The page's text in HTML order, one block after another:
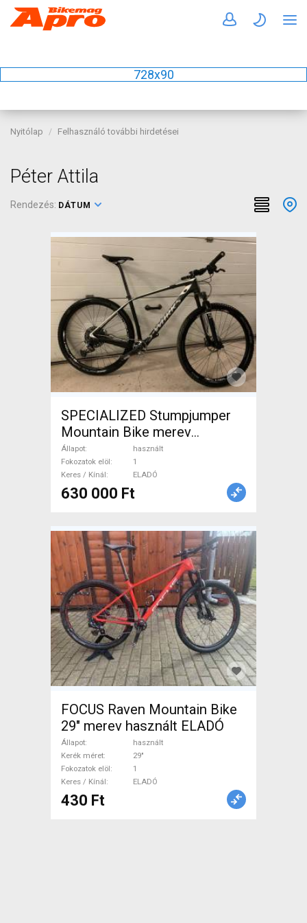
728x90
Nyitólap Felhasználó további hirdetései
Péter Attila
Rendezés: DÁTUM
SPECIALIZED Stumpjumper
Mountain Bike merev
használt ELADÓ
Állapot
használt
Fokozatok elöl
1
Keres / Kínál
ELADÓ
630 000 Ft
FOCUS Raven Mountain Bike
29" merev használt ELADÓ
Állapot
használt
Kerék méret
29"
Fokozatok elöl
1
Keres / Kínál
ELADÓ
430 Ft